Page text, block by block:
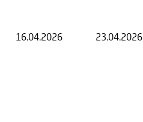
16.04.2026 23.04.2026